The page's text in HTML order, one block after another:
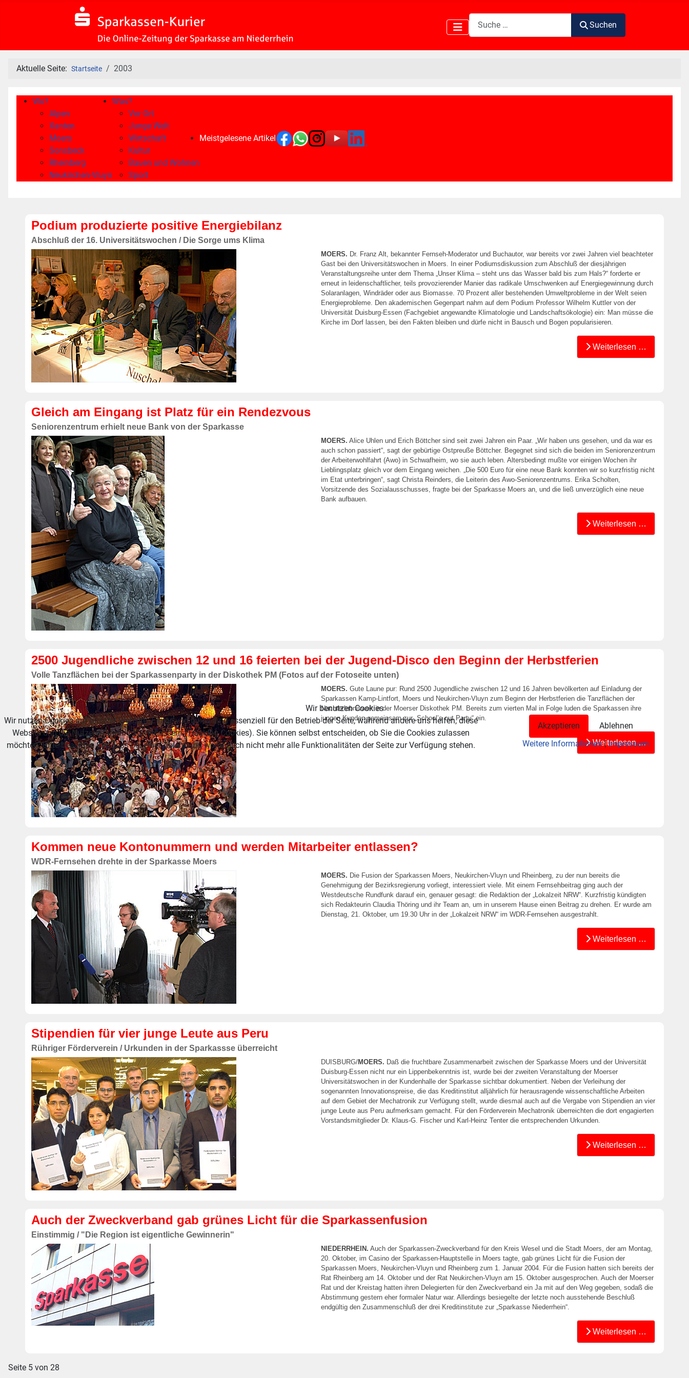
Suchen
Suchen
Aktuelle Seite: Startseite 2003
Wo?
Alpen
Xanten
Moers
Sonsbeck
Rheinberg
Neukirchen-Vluyn
Was?
Vor Ort
Junge Welt
Wirtschaft
Kultur
Bauen und Wohnen
Sport
Meistgelesene Artikel
Podium produzierte positive Energiebilanz
Abschluß der 16. Universitätswochen / Die Sorge ums Klima
MOERS. Dr. Franz Alt, bekannter Fernseh-Moderator und Buchautor, war bereits vor zwei Jahren viel beachteter
Gast bei den Universitätswochen in Moers. In einer Podiumsdiskussion zum Abschluß der diesjährigen
Veranstaltungsreihe unter dem Thema „Unser Klima – steht uns das Wasser bald bis zum Hals?“ forderte er
erneut in leidenschaftlicher, teils provozierender Manier das radikale Umschwenken auf Energiegewinnung durch
Solaranlagen, Windräder oder aus Biomasse. 70 Prozent aller bestehenden Umweltprobleme in der Welt seien
Energieprobleme. Den akademischen Gegenpart nahm auf dem Podium Professor Wilhelm Kuttler von der
Universität Duisburg-Essen (Fachgebiet angewandte Klimatologie und Landschaftsökologie) ein: Man müsse die
Kirche im Dorf lassen, bei den Fakten bleiben und dürfe nicht in Bausch und Bogen popularisieren.
Weiterlesen …
Gleich am Eingang ist Platz für ein Rendezvous
Seniorenzentrum erhielt neue Bank von der Sparkasse
MOERS. Alice Uhlen und Erich Böttcher sind seit zwei Jahren ein Paar. „Wir haben uns gesehen, und da war es
auch schon passiert“, sagt der gebürtige Ostpreuße Böttcher. Begegnet sind sich die beiden im Seniorenzentrum
der Arbeiterwohlfahrt (Awo) in Schwafheim, wo sie auch leben. Altersbedingt mußte vor einigen Wochen ihr
Lieblingsplatz gleich vor dem Eingang weichen. „Die 500 Euro für eine neue Bank konnten wir so kurzfristig nicht
im Etat unterbringen“, sagt Christa Reinders, die Leiterin des Awo-Seniorenzentrums. Erika Scholten,
Vorsitzende des Sozialausschusses, fragte bei der Sparkasse Moers an, und die ließ unverzüglich eine neue
Bank aufbauen.
Weiterlesen …
2500 Jugendliche zwischen 12 und 16 feierten bei der Jugend-Disco den Beginn der Herbstferien
Volle Tanzflächen bei der Sparkassenparty in der Diskothek PM (Fotos auf der Fotoseite unten)
MOERS. Gute Laune pur: Rund 2500 Jugendliche zwischen 12 und 16 Jahren bevölkerten auf Einladung der
Sparkassen Kamp-Lintfort, Moers und Neukirchen-Vluyn zum Beginn der Herbstferien die Tanzflächen der
Nachterlebniswelt in der Moerser Diskothek PM. Bereits zum vierten Mal in Folge luden die Sparkassen ihre
jungen Kunden gemeinsam zur „School’s out Party“ ein.
Weiterlesen …
Kommen neue Kontonummern und werden Mitarbeiter entlassen?
WDR-Fernsehen drehte in der Sparkasse Moers
MOERS. Die Fusion der Sparkassen Moers, Neukirchen-Vluyn und Rheinberg, zu der nun bereits die
Genehmigung der Bezirksregierung vorliegt, interessiert viele. Mit einem Fernsehbeitrag ging auch der
Westdeutsche Rundfunk darauf ein, genauer gesagt: die Redaktion der „Lokalzeit NRW“. Kurzfristig kündigten
sich Redakteurin Claudia Thöring und ihr Team an, um in unserem Hause einen Beitrag zu drehen. Er wurde am
Dienstag, 21. Oktober, um 19.30 Uhr in der „Lokalzeit NRW“ im WDR-Fernsehen ausgestrahlt.
Weiterlesen …
Stipendien für vier junge Leute aus Peru
Rühriger Förderverein / Urkunden in der Sparkassse überreicht
DUISBURG/MOERS. Daß die fruchtbare Zusammenarbeit zwischen der Sparkasse Moers und der Universität
Duisburg-Essen nicht nur ein Lippenbekenntnis ist, wurde bei der zweiten Veranstaltung der Moerser
Universitätswochen in der Kundenhalle der Sparkasse sichtbar dokumentiert. Neben der Verleihung der
sogenannten Innovationspreise, die das Kreditinstitut alljährlich für herausragende wissenschaftliche Arbeiten
auf dem Gebiet der Mechatronik zur Verfügung stellt, wurde diesmal auch auf die Vergabe von Stipendien an vier
junge Leute aus Peru aufmerksam gemacht. Für den Förderverein Mechatronik überreichten die dort engagierten
Vorstandsmitglieder Dr. Klaus-G. Fischer und Karl-Heinz Tenter die entsprechenden Urkunden.
Weiterlesen …
Auch der Zweckverband gab grünes Licht für die Sparkassenfusion
Einstimmig / "Die Region ist eigentliche Gewinnerin"
NIEDERRHEIN. Auch der Sparkassen-Zweckverband für den Kreis Wesel und die Stadt Moers, der am Montag,
20. Oktober, im Casino der Sparkassen-Hauptstelle in Moers tagte, gab grünes Licht für die Fusion der
Sparkassen Moers, Neukirchen-Vluyn und Rheinberg zum 1. Januar 2004. Für die Fusion hatten sich bereits der
Rat Rheinberg am 14. Oktober und der Rat Neukirchen-Vluyn am 15. Oktober ausgesprochen. Auch der Moerser
Rat und der Kreistag hatten ihren Delegierten für den Zweckverband ein Ja mit auf den Weg gegeben, sodaß die
Abstimmung gestern eher formaler Natur war. Allerdings besiegelte der letzte noch ausstehende Beschluß
endgültig den Zusammenschluß der drei Kreditinstitute zur „Sparkasse Niederrhein“.
Weiterlesen …
Seite 5 von 28
Wir benutzen Cookies
Wir nutzen Cookies auf unserer Website. Einige von ihnen sind essenziell für den Betrieb der Seite, während andere uns helfen, diese
Website und die Nutzererfahrung zu verbessern (Tracking Cookies). Sie können selbst entscheiden, ob Sie die Cookies zulassen
möchten. Bitte beachten Sie, dass bei einer Ablehnung womöglich nicht mehr alle Funktionalitäten der Seite zur Verfügung stehen.
Akzeptieren
Ablehnen
Weitere Informationen|Impressum